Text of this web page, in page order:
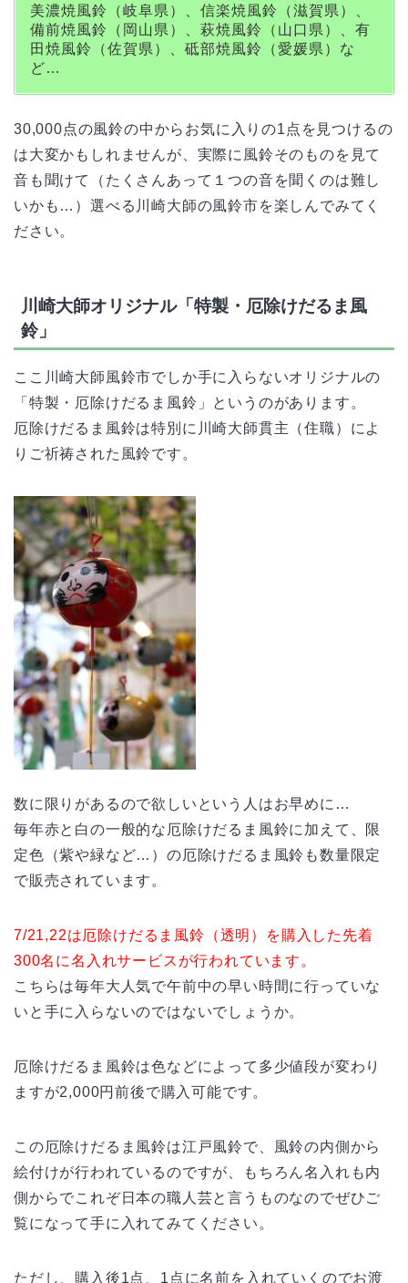
美濃焼風鈴（岐阜県）、信楽焼風鈴（滋賀県）、
備前焼風鈴（岡山県）、萩焼風鈴（山口県）、有
田焼風鈴（佐賀県）、砥部焼風鈴（愛媛県）な
ど…
30,000点の風鈴の中からお気に入りの1点を見つけるの
は大変かもしれませんが、実際に風鈴そのものを見て
音も聞けて（たくさんあって１つの音を聞くのは難し
いかも…）選べる川崎大師の風鈴市を楽しんでみてく
ださい。
川崎大師オリジナル「特製・厄除けだるま風
鈴」
ここ川崎大師風鈴市でしか手に入らないオリジナルの
「特製・厄除けだるま風鈴」というのがあります。
厄除けだるま風鈴は特別に川崎大師貫主（住職）によ
りご祈祷された風鈴です。
数に限りがあるので欲しいという人はお早めに…
毎年赤と白の一般的な厄除けだるま風鈴に加えて、限
定色（紫や緑など…）の厄除けだるま風鈴も数量限定
で販売されています。
7/21,22は厄除けだるま風鈴（透明）を購入した先着
300名に名入れサービスが行われています。
こちらは毎年大人気で午前中の早い時間に行っていな
いと手に入らないのではないでしょうか。
厄除けだるま風鈴は色などによって多少値段が変わり
ますが2,000円前後で購入可能です。
この厄除けだるま風鈴は江戸風鈴で、風鈴の内側から
絵付けが行われているのですが、もちろん名入れも内
側からでこれぞ日本の職人芸と言うものなのでぜひご
覧になって手に入れてみてください。
ただし、購入後1点、1点に名前を入れていくのでお渡